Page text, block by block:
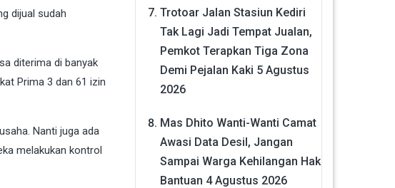
dijual sudah
diterima di banyak
Prima 3 dan 61 izin
Nanti juga ada
melakukan kontrol
Trotoar Jalan Stasiun Kediri
Tak Lagi Jadi Tempat Jualan,
Pemkot Terapkan Tiga Zona
Demi Pejalan Kaki 5 Agustus
2026
Mas Dhito Wanti-Wanti Camat
Awasi Data Desil, Jangan
Sampai Warga Kehilangan Hak
Bantuan 4 Agustus 2026